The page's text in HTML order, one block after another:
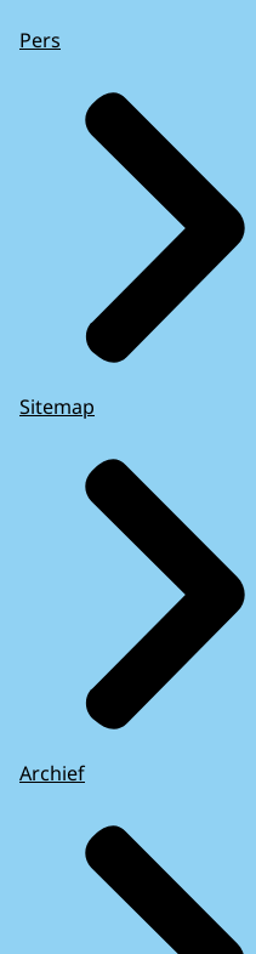
Pers
Sitemap
Archief